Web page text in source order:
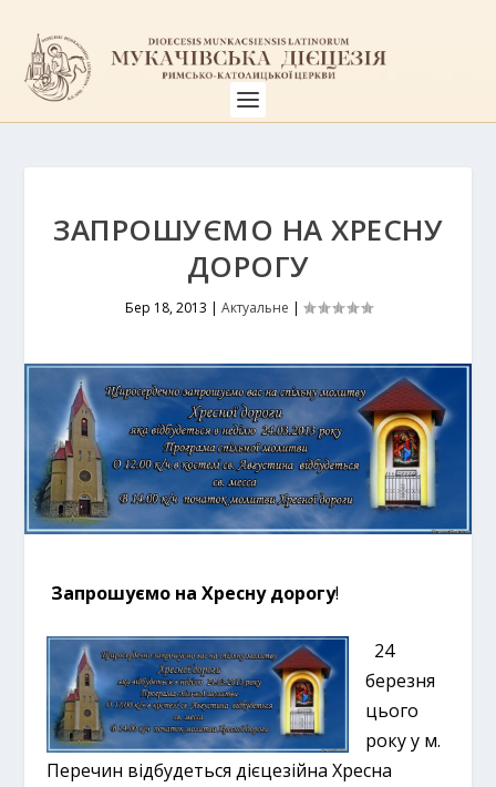
ЗАПРОШУЄМО НА ХРЕСНУ
ДОРОГУ
Бер 18, 2013 | Актуальне |
Запрошуємо на Хресну дорогу!
24
березня
цього
року у м.
Перечин відбудеться дієцезійна Хресна